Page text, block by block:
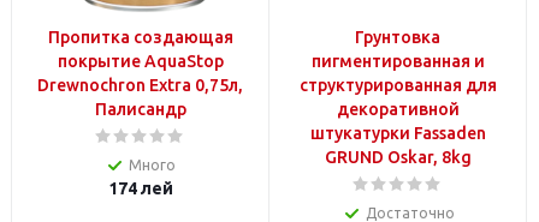
Пропитка создающая
покрытие AquaStop
Drewnochron Extra 0,75л,
Палисандр
Много
174лей
Грунтовка
пигментированная и
структурированная для
декоративной
штукатурки Fassaden
GRUND Oskar, 8kg
Достаточно